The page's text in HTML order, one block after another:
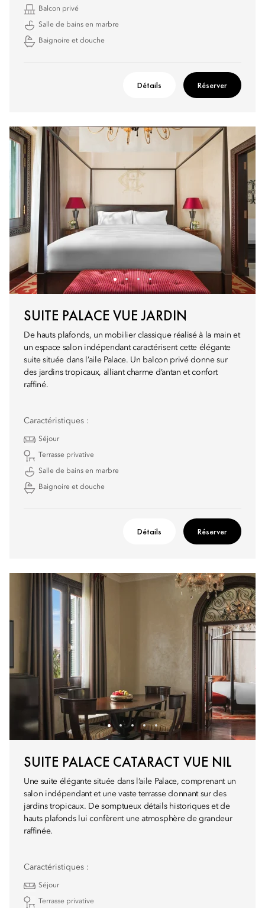
Balcon privé
Salle de bains en marbre
Baignoire et douche
Détails Réserver
SUITE PALACE VUE JARDIN
De hauts plafonds, un mobilier classique réalisé à la main et
un espace salon indépendant caractérisent cette élégante
suite située dans l’aile Palace. Un balcon privé donne sur
des jardins tropicaux, alliant charme d’antan et confort
raffiné.
Caractéristiques :
Séjour
Terrasse privative
Salle de bains en marbre
Baignoire et douche
Détails Réserver
SUITE PALACE CATARACT VUE NIL
Une suite élégante située dans l’aile Palace, comprenant un
salon indépendant et une vaste terrasse donnant sur des
jardins tropicaux. De somptueux détails historiques et de
hauts plafonds lui confèrent une atmosphère de grandeur
raffinée.
Caractéristiques :
Séjour
Terrasse privative